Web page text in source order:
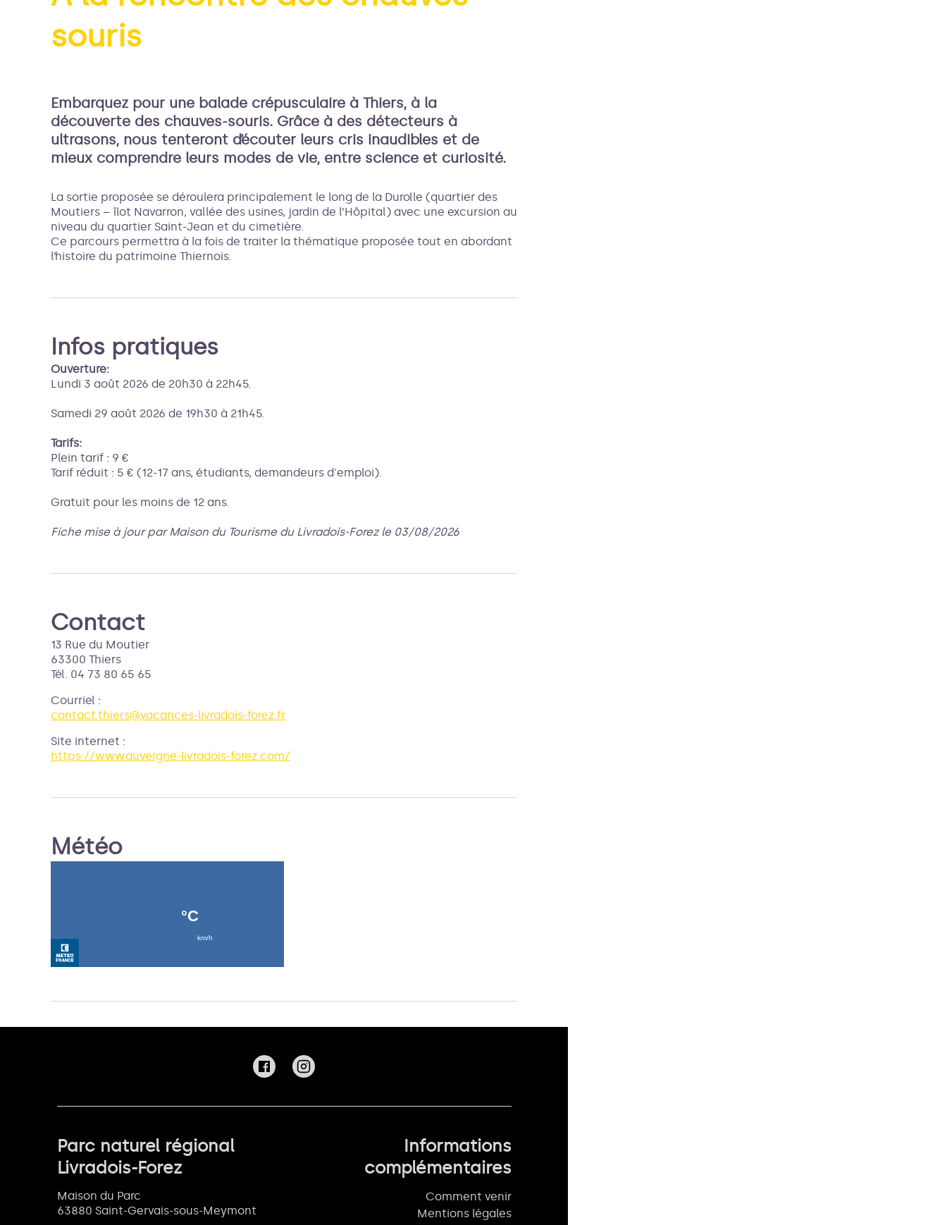
souris
Embarquez pour une balade crépusculaire à Thiers, à la
découverte des chauves-souris. Grâce à des détecteurs à
ultrasons, nous tenteront d’écouter leurs cris inaudibles et de
mieux comprendre leurs modes de vie, entre science et curiosité.
La sortie proposée se déroulera principalement le long de la Durolle (quartier des
Moutiers – îlot Navarron, vallée des usines, jardin de l’Hôpital) avec une excursion au
niveau du quartier Saint-Jean et du cimetière.
Ce parcours permettra à la fois de traiter la thématique proposée tout en abordant
l’histoire du patrimoine Thiernois.
Infos pratiques
Ouverture:
Lundi 3 août 2026 de 20h30 à 22h45.
Samedi 29 août 2026 de 19h30 à 21h45.
Tarifs:
Plein tarif : 9 €
Tarif réduit : 5 € (12-17 ans, étudiants, demandeurs d'emploi).
Gratuit pour les moins de 12 ans.
Fiche mise à jour par Maison du Tourisme du Livradois-Forez le 03/08/2026
Contact
13 Rue du Moutier
63300 Thiers
Tél. 04 73 80 65 65
Courriel :
contact.thiers@vacances-livradois-forez.fr
Site internet :
https://www.auvergne-livradois-forez.com/
Météo
Parc naturel régional
Livradois-Forez
Maison du Parc
63880 Saint-Gervais-sous-Meymont
Informations
complémentaires
Comment venir
Mentions légales